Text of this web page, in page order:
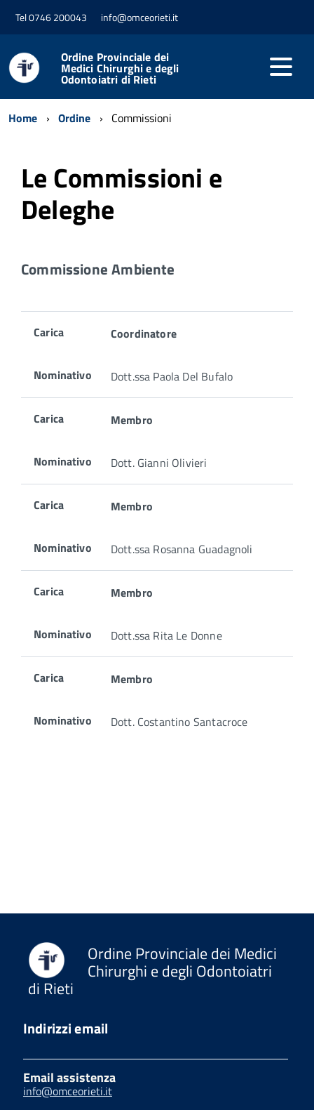
Tel 0746 200043 info@omceorieti.it
Ordine Provinciale dei
Medici Chirurghi e degli
Odontoiatri di Rieti
Home Ordine Commissioni
Le Commissioni e
Deleghe
Commissione Ambiente
Carica Coordinatore
Nominativo Dott.ssa Paola Del Bufalo
Carica Membro
Nominativo Dott. Gianni Olivieri
Carica Membro
Nominativo Dott.ssa Rosanna Guadagnoli
Carica Membro
Nominativo Dott.ssa Rita Le Donne
Carica Membro
Nominativo Dott. Costantino Santacroce
Ordine Provinciale dei Medici
Chirurghi e degli Odontoiatri
di Rieti
Indirizzi email
Email assistenza
info@omceorieti.it